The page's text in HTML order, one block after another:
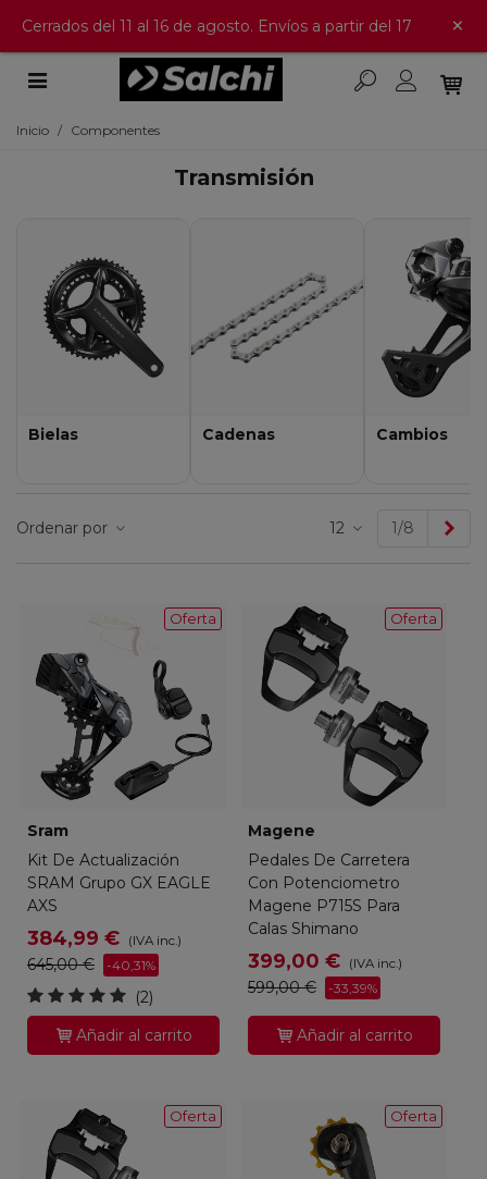
Cerrados del 11 al 16 de agosto. Envíos a partir del 17 ×
Inicio / Componentes
Transmisión
Bielas Cadenas Cambios
Ordenar por 12 1/8
Oferta
Sram
Kit De Actualización
SRAM Grupo GX EAGLE
AXS
384,99 € (IVA inc.)
645,00 € -40,31%
(2)
Añadir al carrito
Oferta
Magene
Pedales De Carretera
Con Potenciometro
Magene P715S Para
Calas Shimano
399,00 € (IVA inc.)
599,00 € -33,39%
Añadir al carrito
Oferta Oferta